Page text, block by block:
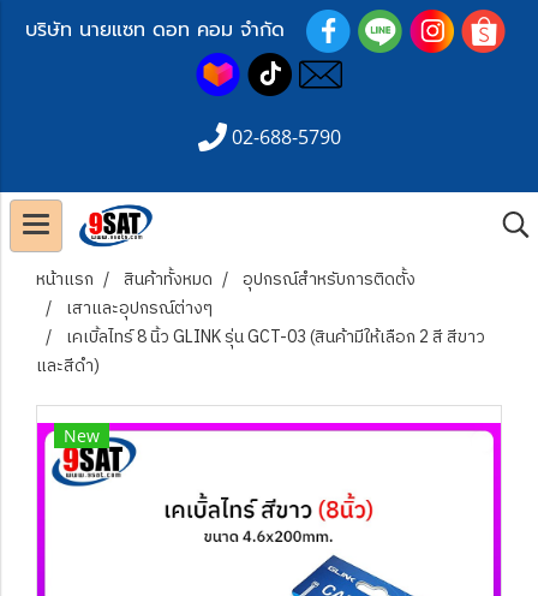
บริษัท นายแซท ดอท คอม จำกัด
02-688-5790
หน้าแรก สินค้าทั้งหมด
อุปกรณ์สำหรับการติดตั้ง
เสาและอุปกรณ์ต่างๆ
เคเบิ้ลไทร์ 8 นิ้ว GLINK รุ่น GCT-03 (สินค้ามีให้เลือก 2 สี สีขาว
และสีดำ)
New